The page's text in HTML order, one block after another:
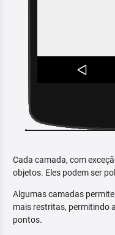
Cada camada, com
objetos. Eles podem ser
Algumas camadas
mais restritas, permitindo
pontos.